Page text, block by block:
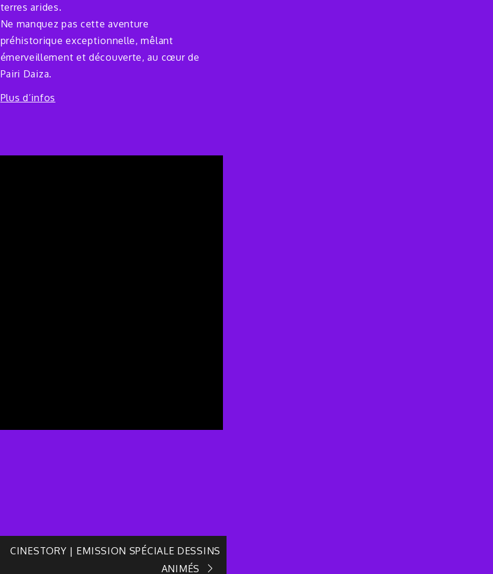
terres arides.
Ne manquez pas cette aventure
préhistorique exceptionnelle, mêlant
émerveillement et découverte, au cœur de
Pairi Daiza.
Plus d’infos
CINESTORY | EMISSION SPÉCIALE DESSINS
ANIMÉS